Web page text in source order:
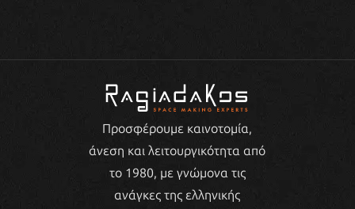
Προσφέρουμε καινοτομία,
άνεση και λειτουργικότητα από
το 1980, με γνώμονα τις
ανάγκες της ελληνικής